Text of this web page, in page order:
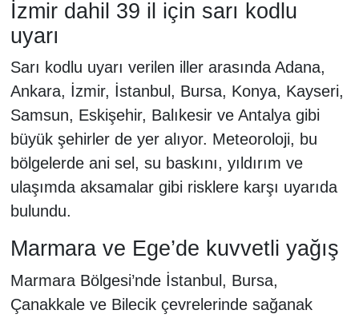
İzmir dahil 39 il için sarı kodlu
uyarı
Sarı kodlu uyarı verilen iller arasında Adana,
Ankara, İzmir, İstanbul, Bursa, Konya, Kayseri,
Samsun, Eskişehir, Balıkesir ve Antalya gibi
büyük şehirler de yer alıyor. Meteoroloji, bu
bölgelerde ani sel, su baskını, yıldırım ve
ulaşımda aksamalar gibi risklere karşı uyarıda
bulundu.
Marmara ve Ege’de kuvvetli yağış
Marmara Bölgesi’nde İstanbul, Bursa,
Çanakkale ve Bilecik çevrelerinde sağanak